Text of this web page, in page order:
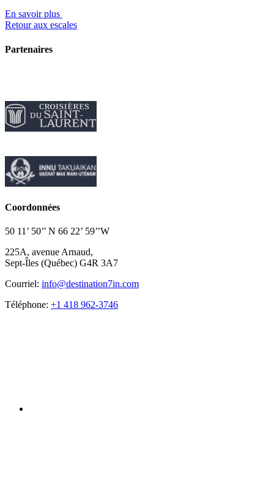
En savoir plus
Retour aux escales
Partenaires
Coordonnées
50 11’ 50’’ N 66 22’ 59’’W
225A, avenue Arnaud,
Sept-Îles (Québec) G4R 3A7
Courriel: info@destination7in.com
Téléphone: +1 418 962-3746